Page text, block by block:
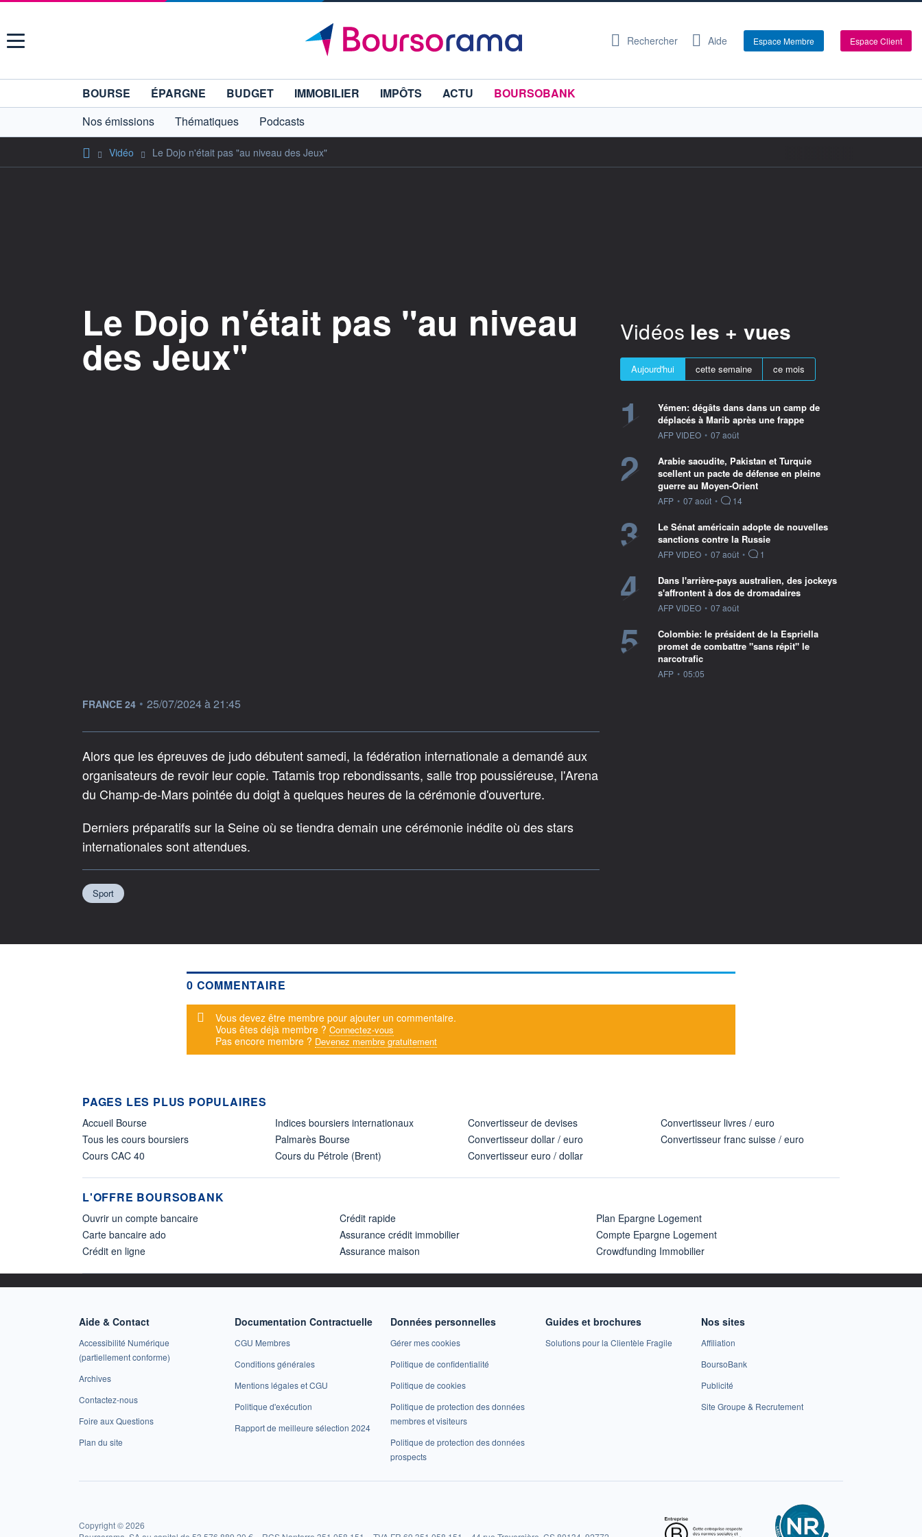
Menu Rechercher Aide Espace Membre Espace Client
BOURSE ÉPARGNE BUDGET IMMOBILIER IMPÔTS ACTU
BOURSOBANK
Nos émissions
Thématiques Podcasts
Vidéo Le Dojo n'était pas "au niveau des Jeux"
Le Dojo n'était pas "au niveau
des Jeux"
information fournie par
FRANCE 24 • 25/07/2024 à 21:45
Alors que les épreuves de judo débutent samedi, la fédération internationale a demandé aux
organisateurs de revoir leur copie. Tatamis trop rebondissants, salle trop poussiéreuse, l'Arena
du Champ-de-Mars pointée du doigt à quelques heures de la cérémonie d'ouverture.
Derniers préparatifs sur la Seine où se tiendra demain une cérémonie inédite où des stars
internationales sont attendues.
Sport
Vidéos les + vues
Aujourd'hui cette semaine ce mois
1
Yémen: dégâts dans dans un camp de
déplacés à Marib après une frappe
information fournie par
AFP VIDEO • 07 août
2
Arabie saoudite, Pakistan et Turquie
scellent un pacte de défense en pleine
guerre au Moyen-Orient
information fournie par
AFP • 07 août • 14
3
Le Sénat américain adopte de nouvelles
sanctions contre la Russie
information fournie par
AFP VIDEO • 07 août • 1
4
Dans l'arrière-pays australien, des jockeys
s'affrontent à dos de dromadaires
information fournie par
AFP VIDEO • 07 août
5
Colombie: le président de la Espriella
promet de combattre "sans répit" le
narcotrafic
information fournie par
AFP • 05:05
0 COMMENTAIRE
Message d'alerte
Vous devez être membre pour ajouter un commentaire.
Vous êtes déjà membre ? Connectez-vous
Pas encore membre ? Devenez membre gratuitement
PAGES LES PLUS POPULAIRES
Accueil Bourse
Tous les cours boursiers
Cours CAC 40
Indices boursiers internationaux
Palmarès Bourse
Cours du Pétrole (Brent)
Convertisseur de devises
Convertisseur dollar / euro
Convertisseur euro / dollar
Convertisseur livres / euro
Convertisseur franc suisse / euro
L'OFFRE BOURSOBANK
Ouvrir un compte bancaire
Carte bancaire ado
Crédit en ligne
Crédit rapide
Assurance crédit immobilier
Assurance maison
Plan Epargne Logement
Compte Epargne Logement
Crowdfunding Immobilier
Aide & Contact
Accessibilité Numérique
(partiellement conforme)
Archives
Contactez-nous
Foire aux Questions
Plan du site
Documentation Contractuelle
CGU Membres
Conditions générales
Mentions légales et CGU
Politique d'exécution
Rapport de meilleure sélection 2024
Données personnelles
Gérer mes cookies
Politique de confidentialité
Politique de cookies
Politique de protection des données
membres et visiteurs
Politique de protection des données
prospects
Guides et brochures
Solutions pour la Clientèle Fragile
Nos sites
Affiliation
BoursoBank
Publicité
Site Groupe & Recrutement
Copyright © 2026